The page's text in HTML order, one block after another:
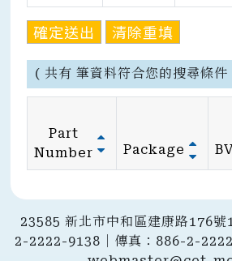
確定送出 清除重填
( 共有 筆資料符合您的搜尋條件
Part
Number
Package
23585 新北市中和區建康路176
2-2222-9138｜傳真：886-2-